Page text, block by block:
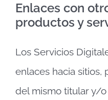
Enlaces con
productos y
Los Servicios
enlaces hacia
del mismo titular y/